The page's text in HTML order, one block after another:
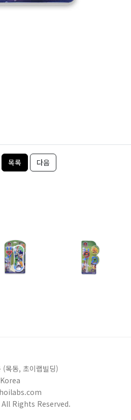
목록 다음
목동, 초이랩빌딩)
Rights Reserved.